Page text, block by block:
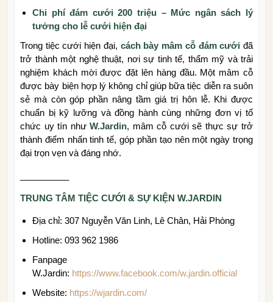
Chi phí đám cưới 200 triệu – Mức ngân sách lý
tưởng cho lễ cưới hiện đại
Trong tiệc cưới hiện đại, cách bày mâm cỗ đám cưới đã
trở thành một nghệ thuật, nơi sự tinh tế, thẩm mỹ và trải
nghiệm khách mời được đặt lên hàng đầu. Một mâm cỗ
được bày biện hợp lý không chỉ giúp bữa tiệc diễn ra suôn
sẻ mà còn góp phần nâng tầm giá trị hôn lễ. Khi được
chuẩn bị kỹ lưỡng và đồng hành cùng những đơn vị tổ
chức uy tín nhưW.Jardin, mâm cỗ cưới sẽ thực sự trở
thành điểm nhấn tinh tế, góp phần tạo nên một ngày trọng
đại trọn vẹn và đáng nhớ.
TRUNG TÂM TIỆC CƯỚI & SỰ KIỆN W.JARDIN
Địa chỉ: 307 Nguyễn Văn Linh, Lê Chân, Hải Phòng
Hotline: 093 962 1986
Fanpage
W.Jardin: https://www.facebook.com/w.jardin.official
Website: https://wjardin.com/